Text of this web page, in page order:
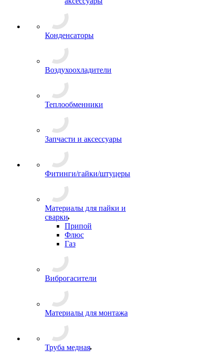
Конденсаторы
Воздухоохладители
Теплообменники
Запчасти и аксессуары
Фитинги/гайки/штуцеры
Материалы для пайки и
сварки
Припой
Флюс
Газ
Виброгасители
Материалы для монтажа
Труба медная